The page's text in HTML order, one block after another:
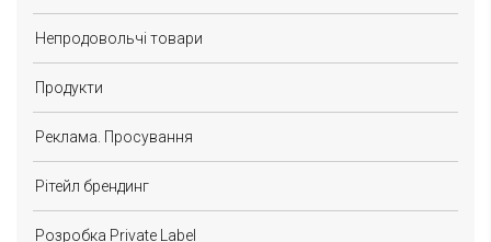
Непродовольчі товари
Продукти
Реклама. Просування
Рітейл брендинг
Розробка Private Label